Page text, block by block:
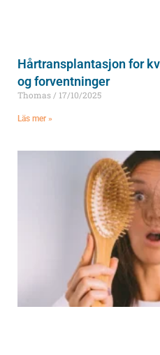
Hårtransplantasjon for
og forventninger
Thomas 17/10/2025
Läs mer »